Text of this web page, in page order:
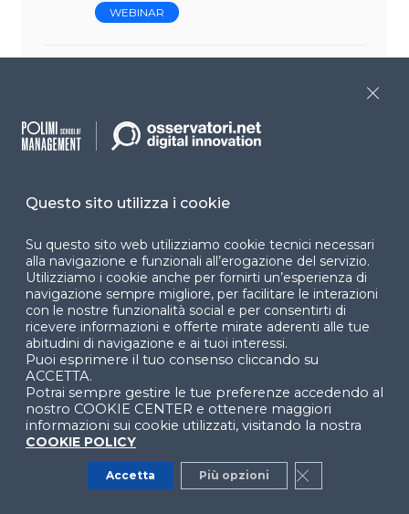
WEBINAR
altre forme di flessibilità
Leadership smart: caratteristiche e
impatto sulle persone
WEBINAR
Convegno dell'Osservatorio Smart
Working
Questo sito utilizza i cookie
Su questo sito web utilizziamo cookie tecnici necessari
alla navigazione e funzionali all’erogazione del servizio.
Utilizziamo i cookie anche per fornirti un’esperienza di
navigazione sempre migliore, per facilitare le interazioni
con le nostre funzionalità social e per consentirti di
ricevere informazioni e offerte mirate aderenti alle tue
abitudini di navigazione e ai tuoi interessi.
Puoi esprimere il tuo consenso cliccando su
ACCETTA.
Potrai sempre gestire le tue preferenze accedendo al
nostro COOKIE CENTER e ottenere maggiori
informazioni sui cookie utilizzati, visitando la nostra
COOKIE POLICY
Accetta Più opzioni Close GDPR